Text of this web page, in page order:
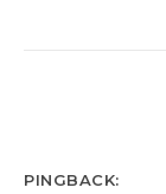
PINGBACK: